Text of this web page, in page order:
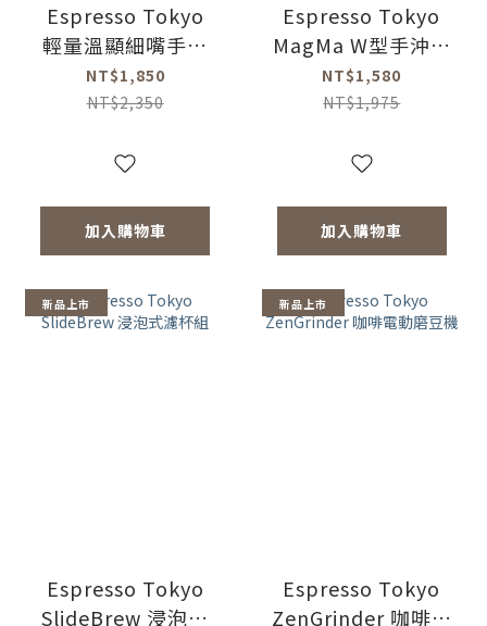
Espresso Tokyo
輕量溫顯細嘴手沖
壺550ml
NT$1,850
NT$2,350
加入購物車
Espresso Tokyo
MagMa W型手沖濾
杯
NT$1,580
NT$1,975
加入購物車
新品上市
Espresso Tokyo
SlideBrew 浸泡式
新品上市
Espresso Tokyo
ZenGrinder 咖啡電